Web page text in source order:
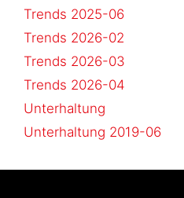
Trends 2025-06
Trends 2026-02
Trends 2026-03
Trends 2026-04
Unterhaltung
Unterhaltung 2019-06